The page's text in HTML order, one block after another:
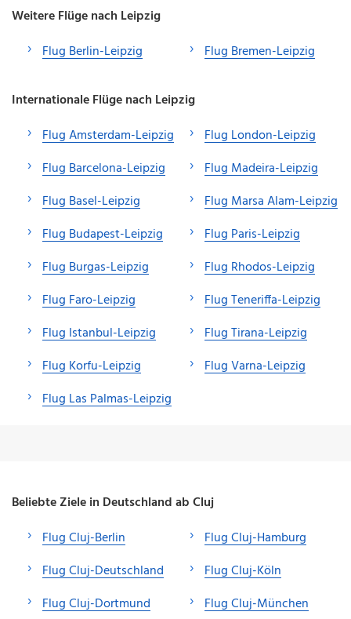
Weitere Flüge nach Leipzig
Flug Berlin-Leipzig
Flug Bremen-Leipzig
Internationale Flüge nach Leipzig
Flug Amsterdam-Leipzig
Flug Barcelona-Leipzig
Flug Basel-Leipzig
Flug Budapest-Leipzig
Flug Burgas-Leipzig
Flug Faro-Leipzig
Flug Istanbul-Leipzig
Flug Korfu-Leipzig
Flug Las Palmas-Leipzig
Flug London-Leipzig
Flug Madeira-Leipzig
Flug Marsa Alam-Leipzig
Flug Paris-Leipzig
Flug Rhodos-Leipzig
Flug Teneriffa-Leipzig
Flug Tirana-Leipzig
Flug Varna-Leipzig
Beliebte Ziele in Deutschland ab Cluj
Flug Cluj-Berlin
Flug Cluj-Deutschland
Flug Cluj-Dortmund
Flug Cluj-Hamburg
Flug Cluj-Köln
Flug Cluj-München